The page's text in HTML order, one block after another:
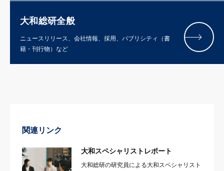
大和総研全般
ニュースリリース、会社情報、採用、パブリシティ（書
籍・刊行物）など
関連リンク
大和スペシャリストレポート
大和総研の研究員による大和スペシャリスト